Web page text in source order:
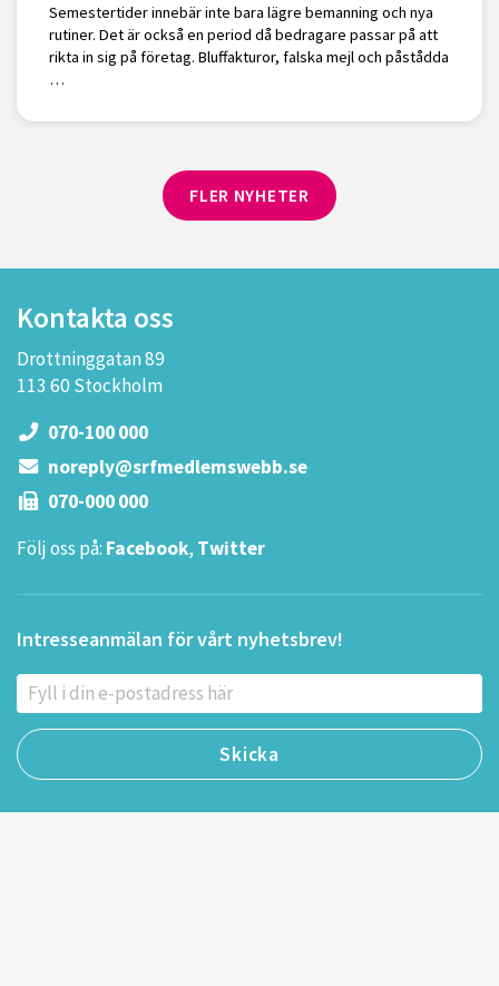
Semestertider innebär inte bara lägre bemanning och nya
rutiner. Det är också en period då bedragare passar på att
rikta in sig på företag. Bluffakturor, falska mejl och påstådda
…
FLER NYHETER
Kontakta oss
Drottninggatan 89
113 60 Stockholm
070-100 000
noreply@srfmedlemswebb.se
070-000 000
Följ oss på: Facebook, Twitter
Intresseanmälan för vårt nyhetsbrev!